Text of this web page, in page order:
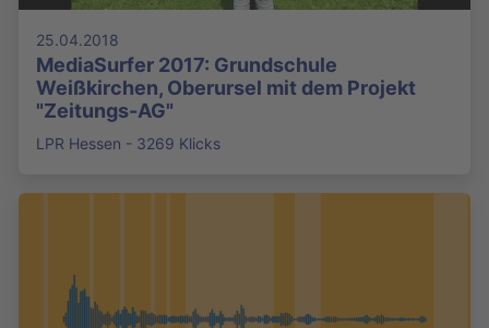
25.04.2018
MediaSurfer 2017: Grundschule
Weißkirchen, Oberursel mit dem Projekt
"Zeitungs-AG"
LPR Hessen - 3269 Klicks